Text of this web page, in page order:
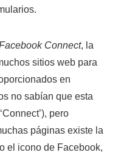
Connect, la
sitios web para
en
no sabían que esta
pero
páginas existe la
el icono de Facebook,